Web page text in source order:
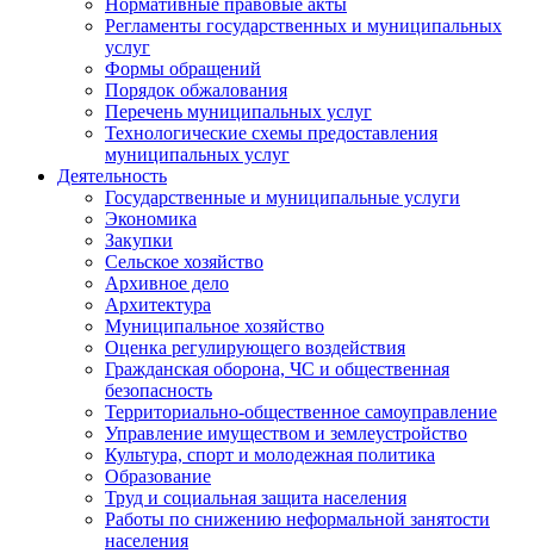
Нормативные правовые акты
Регламенты государственных и муниципальных
услуг
Формы обращений
Порядок обжалования
Перечень муниципальных услуг
Технологические схемы предоставления
муниципальных услуг
Деятельность
Государственные и муниципальные услуги
Экономика
Закупки
Сельское хозяйство
Архивное дело
Архитектура
Муниципальное хозяйство
Оценка регулирующего воздействия
Гражданская оборона, ЧС и общественная
безопасность
Территориально-общественное самоуправление
Управление имуществом и землеустройство
Культура, спорт и молодежная политика
Образование
Труд и социальная защита населения
Работы по снижению неформальной занятости
населения